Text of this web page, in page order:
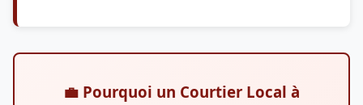
💼 Pourquoi un Courtier Local à